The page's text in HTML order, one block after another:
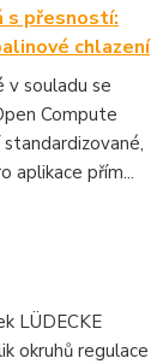
s přesností:
chlazení
v souladu se
Compute
aplikace přím...
LÜDECKE
okruhů regulace